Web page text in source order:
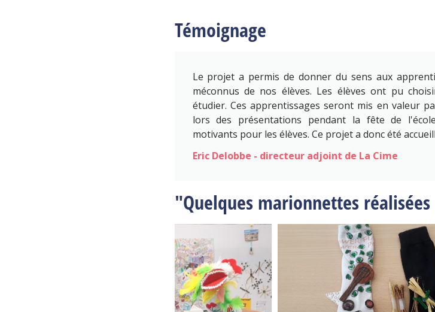
Témoignage
Le projet a permis de donner du sens aux
méconnus de nos élèves. Les élèves ont pu
étudier. Ces apprentissages seront mis en valeur
lors des présentations pendant la fête de
motivants pour les élèves. Ce projet a donc été
Eric Delobbe - directeur adjoint de La Cime
"Quelques marionnettes